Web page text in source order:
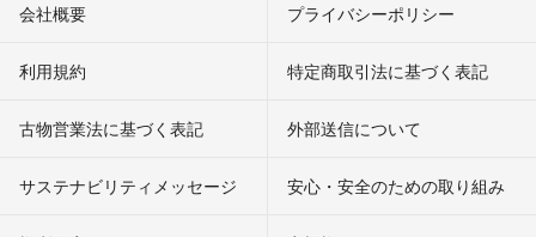
会社概要 プライバシーポリシー
利用規約 特定商取引法に基づく表記
古物営業法に基づく表記 外部送信について
サステナビリティメッセージ 安心・安全のための取り組み